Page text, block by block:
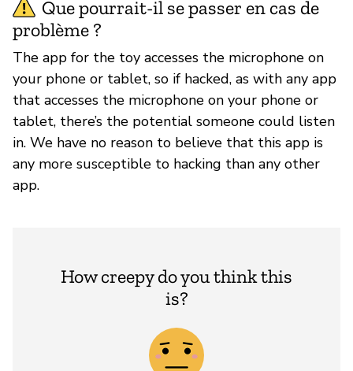
Que pourrait-il se passer en cas de
problème ?
The app for the toy accesses the microphone on
your phone or tablet, so if hacked, as with any app
that accesses the microphone on your phone or
tablet, there’s the potential someone could listen
in. We have no reason to believe that this app is
any more susceptible to hacking than any other
app.
How creepy do you think this
is?